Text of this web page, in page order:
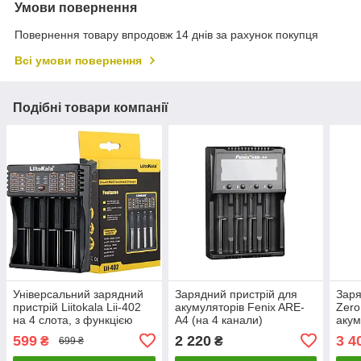
Умови повернення
Повернення товару впродовж 14 днів за рахунок покупця
Всі умови повернення
Подібні товари компанії
Універсальний зарядний
пристрій Liitokala Lii-402
на 4 слота, з функцією
599 ₴ 699 ₴
Зарядний пристрій для
акумуляторів Fenix ​​ARE-
A4 (на 4 канали)
2 220₴ 3